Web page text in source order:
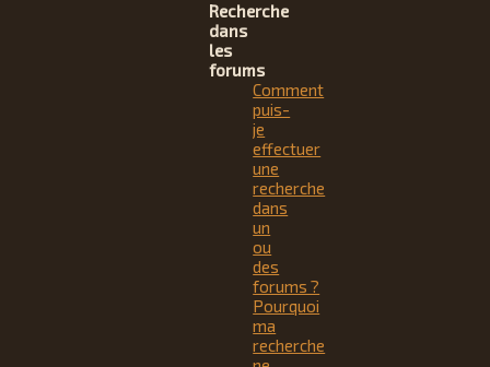
Recherche
dans
les
forums
Comment
puis-
je
effectuer
une
recherche
dans
un
ou
des
forums ?
Pourquoi
ma
recherche